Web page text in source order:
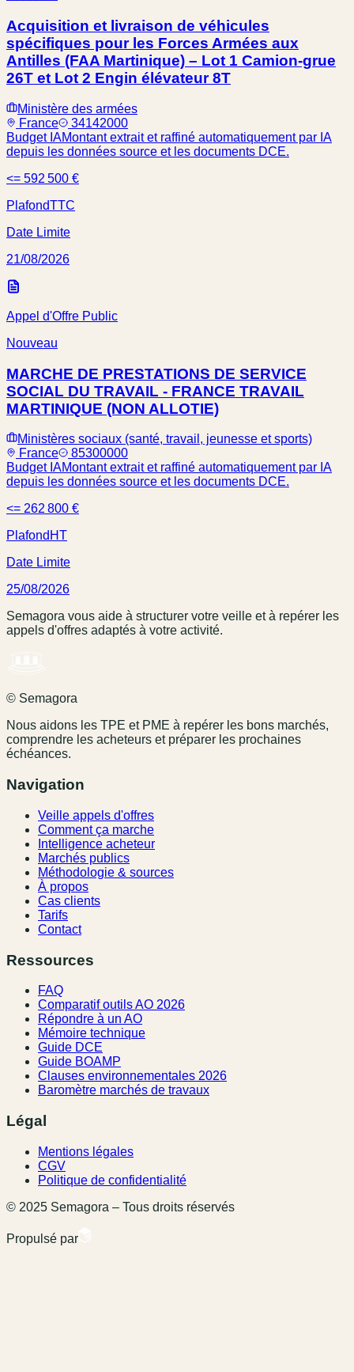
Acquisition et livraison de véhicules
spécifiques pour les Forces Armées aux
Antilles (FAA Martinique) – Lot 1 Camion-grue
26T et Lot 2 Engin élévateur 8T
Ministère des armées
France
34142000
Budget IAMontant extrait et raffiné automatiquement par IA
depuis les données source et les documents DCE.
<= 592 500 €
PlafondTTC
Date Limite
21/08/2026
Appel d'Offre Public
Nouveau
MARCHE DE PRESTATIONS DE SERVICE
SOCIAL DU TRAVAIL - FRANCE TRAVAIL
MARTINIQUE (NON ALLOTIE)
Ministères sociaux (santé, travail, jeunesse et sports)
France
85300000
Budget IAMontant extrait et raffiné automatiquement par IA
depuis les données source et les documents DCE.
<= 262 800 €
Plafond HT
Date Limite
25/08/2026
Semagora vous aide à structurer votre veille et à repérer les
appels d'offres adaptés à votre activité.
© Semagora
Nous aidons les TPE et PME à repérer les bons marchés,
comprendre les acheteurs et préparer les prochaines
échéances.
Navigation
Veille appels d'offres
Comment ça marche
Intelligence acheteur
Marchés publics
Méthodologie & sources
À propos
Cas clients
Tarifs
Contact
Ressources
FAQ
Comparatif outils AO 2026
Répondre à un AO
Mémoire technique
Guide DCE
Guide BOAMP
Clauses environnementales 2026
Baromètre marchés de travaux
Légal
Mentions légales
CGV
Politique de confidentialité
© 2025 Semagora – Tous droits réservés
Propulsé par